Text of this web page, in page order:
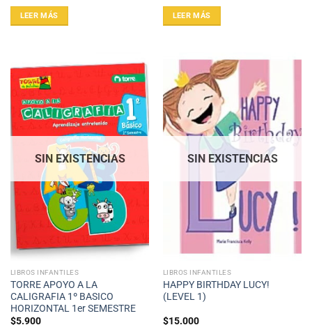
LEER MÁS LEER MÁS
SIN EXISTENCIAS
LIBROS INFANTILES
TORRE APOYO A LA
CALIGRAFIA 1º BASICO
HORIZONTAL 1er SEMESTRE
$5.900
SIN EXISTENCIAS
LIBROS INFANTILES
HAPPY BIRTHDAY LUCY!
(LEVEL 1)
$15.000